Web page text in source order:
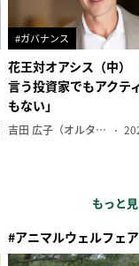
#ガバナンス
花王対オアシス（中）
言う投資家でもアクテ
もない」
吉田 広子（オルタナ輪番編集長）
もっと
#アニマルウェルフェア